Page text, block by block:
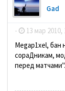
Gad
- 13 мар 2010,
Megap1xel,
сораДникам,
перед матчами".